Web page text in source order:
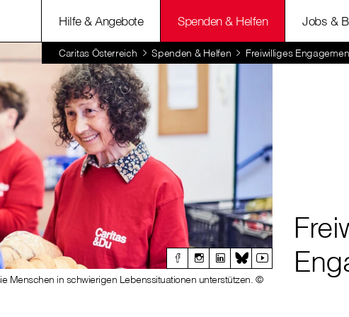
Hilfe & Angebote Spenden & Helfen Jobs &
Caritas Österreich Spenden & Helfen Freiwilliges
Menschen in schwierigen Lebenssituationen unterstützen. ©